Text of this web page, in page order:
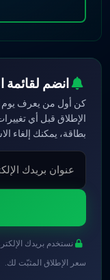
انضم لقائمة
الإطلاق قبل أي
بطاقة، يمكنك إلغاء
نستخدم بريدك
سعر الإطلاق المثبّت لك.